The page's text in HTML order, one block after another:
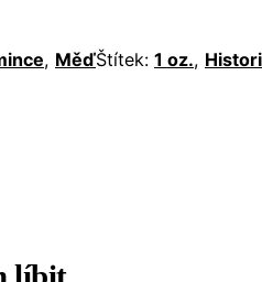
, MěďŠtítek: 1 oz.,